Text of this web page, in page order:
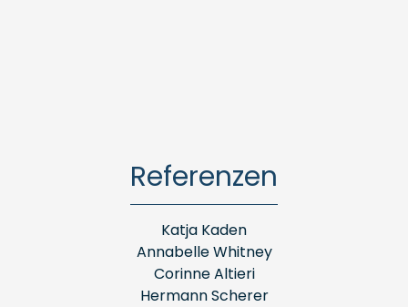
Referenzen
Katja Kaden
Annabelle Whitney
Corinne Altieri
Hermann Scherer